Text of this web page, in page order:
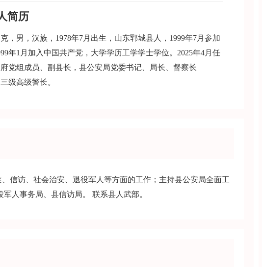
简历
，男，汉族，1978年7月出生，山东郓城县人，1999年7月参加
年1月加入中国共产党，大学学历工学学士学位。2025年4月任
党组成员、副县长，县公安局党委书记、局长、督察长
级高级警长。
信访、社会治安、退役军人等方面的工作；主持县公安局全面工
人事务局、县信访局。 联系县人武部。